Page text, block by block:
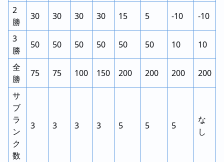
2
勝
30 30 30 30 15 5 -10 -10
3
勝
50 50 50 50 50 50 10 10
全
勝
75 75 100 150 200 200 200 200
サ
ブ
ラ
ン
ク
数
3 3 3 3 5 5 5
な
し